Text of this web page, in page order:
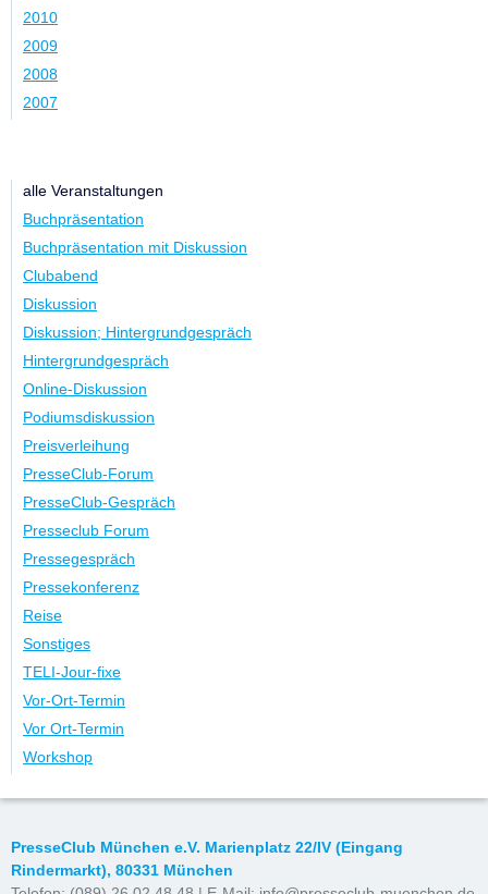
2010
2009
2008
2007
alle Veranstaltungen
Buchpräsentation
Buchpräsentation mit Diskussion
Clubabend
Diskussion
Diskussion; Hintergrundgespräch
Hintergrundgespräch
Online-Diskussion
Podiumsdiskussion
Preisverleihung
PresseClub-Forum
PresseClub-Gespräch
Presseclub Forum
Pressegespräch
Pressekonferenz
Reise
Sonstiges
TELI-Jour-fixe
Vor-Ort-Termin
Vor Ort-Termin
Workshop
PresseClub München e.V. Marienplatz 22/IV (Eingang
Rindermarkt), 80331 München